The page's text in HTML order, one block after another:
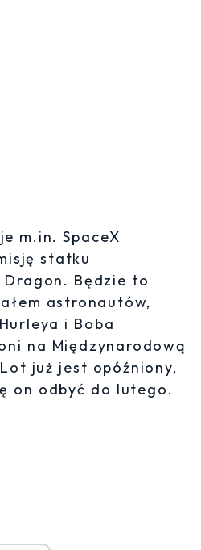
m.in. SpaceX
statku
Dragon. Będzie to
astronautów,
i Boba
na Międzynarodową
już jest opóźniony,
on odbyć do lutego.